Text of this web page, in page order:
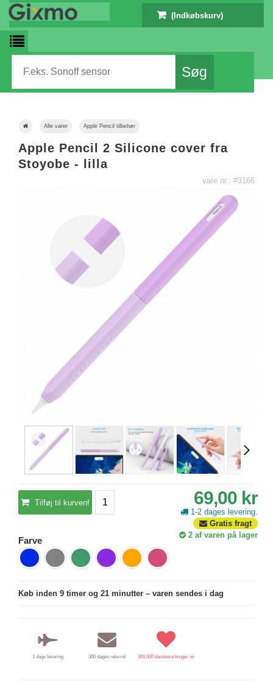
(Indkøbskurv)
Alle varer Apple Pencil tilbehør
Apple Pencil 2 Silicone cover fra
Stoyobe - lilla
vare nr.: #3166
Tilføj til kurven! 69,00 kr
1-2 dages levering.
Gratis fragt
2af varen på lager
Farve
Køb inden 9 timer og 21 minutter – varen sendes i dag
1 dags levering 300 dages returret 300.000 danskere bruger os